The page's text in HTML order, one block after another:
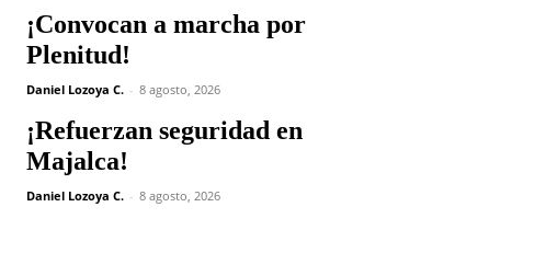
¡Convocan a marcha por
Plenitud!
Daniel Lozoya C. - 8 agosto, 2026
¡Refuerzan seguridad en
Majalca!
Daniel Lozoya C. - 8 agosto, 2026